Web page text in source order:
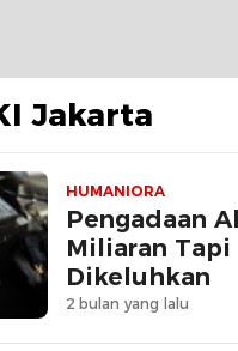
Jakarta
HUMANIORA
Pengadaan
Miliaran
Dikeluhkan
2 bulan yang lalu